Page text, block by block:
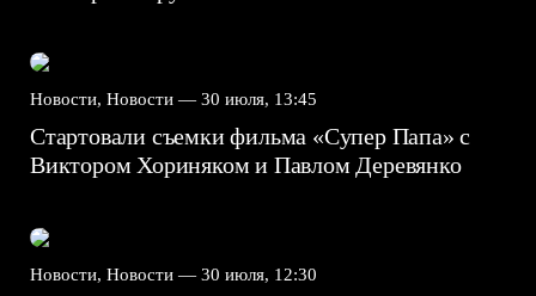
Новости, Новости — 30 июля, 13:45
Стартовали съемки фильма «Супер Папа» с
Виктором Хориняком и Павлом Деревянко
Новости, Новости — 30 июля, 12:30